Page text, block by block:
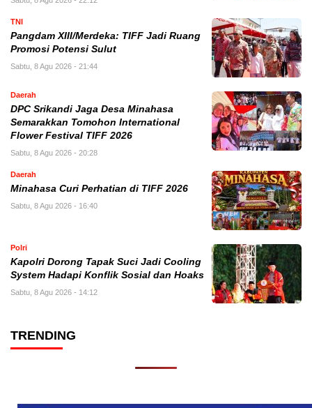
TNI
Pangdam XIII/Merdeka: TIFF Jadi Ruang
Promosi Potensi Sulut
Sabtu, 8 Agu 2026 - 21:44
Daerah
DPC Srikandi Jaga Desa Minahasa
Semarakkan Tomohon International
Flower Festival TIFF 2026
Sabtu, 8 Agu 2026 - 20:28
Daerah
Minahasa Curi Perhatian di TIFF 2026
Sabtu, 8 Agu 2026 - 16:40
Polri
Kapolri Dorong Tapak Suci Jadi Cooling
System Hadapi Konflik Sosial dan Hoaks
Sabtu, 8 Agu 2026 - 14:12
TRENDING